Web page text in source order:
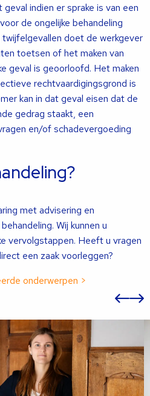
indien er sprake is van een
de ongelijke behandeling
doet de werkgever
toetsen of het maken van
geval is geoorloofd. Het maken
rechtvaardigingsgrond is
kan in dat geval eisen dat de
gedrag staakt, een
en/of schadevergoeding
met advisering en
Wij kunnen u
vervolgstappen. Heeft u vragen
een zaak voorleggen?
onderwerpen >